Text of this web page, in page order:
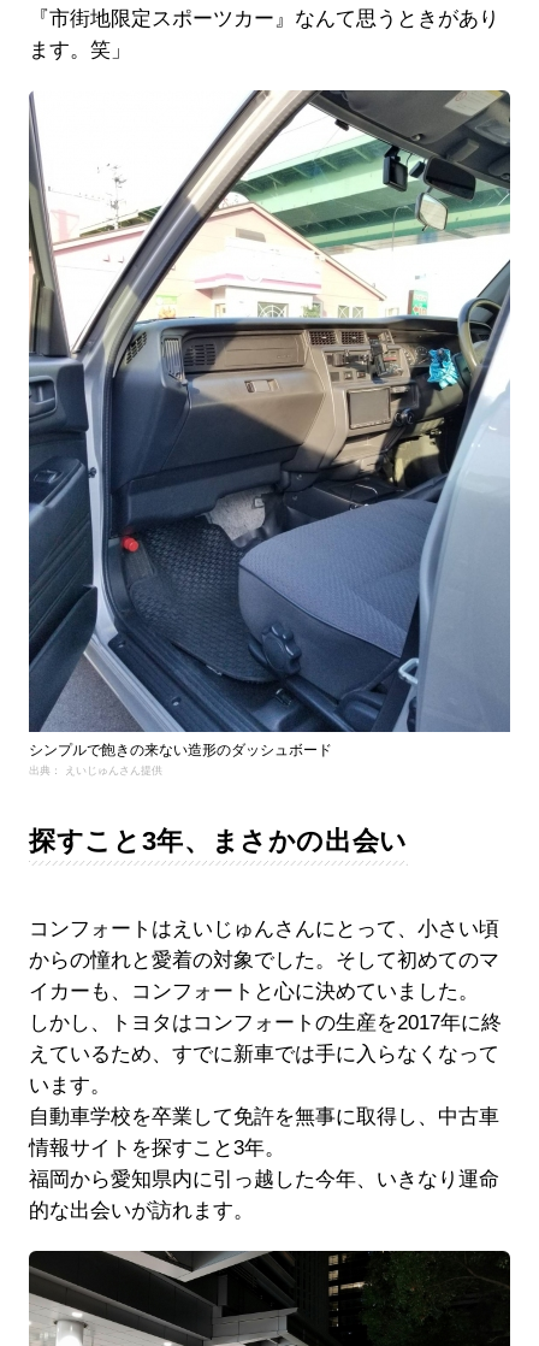
『市街地限定スポーツカー』なんて思うときがあり
ます。笑」
シンプルで飽きの来ない造形のダッシュボード
出典： えいじゅんさん提供
探すこと3年、まさかの出会い
コンフォートはえいじゅんさんにとって、小さい頃
からの憧れと愛着の対象でした。そして初めてのマ
イカーも、コンフォートと心に決めていました。
しかし、トヨタはコンフォートの生産を2017年に終
えているため、すでに新車では手に入らなくなって
います。
自動車学校を卒業して免許を無事に取得し、中古車
情報サイトを探すこと3年。
福岡から愛知県内に引っ越した今年、いきなり運命
的な出会いが訪れます。